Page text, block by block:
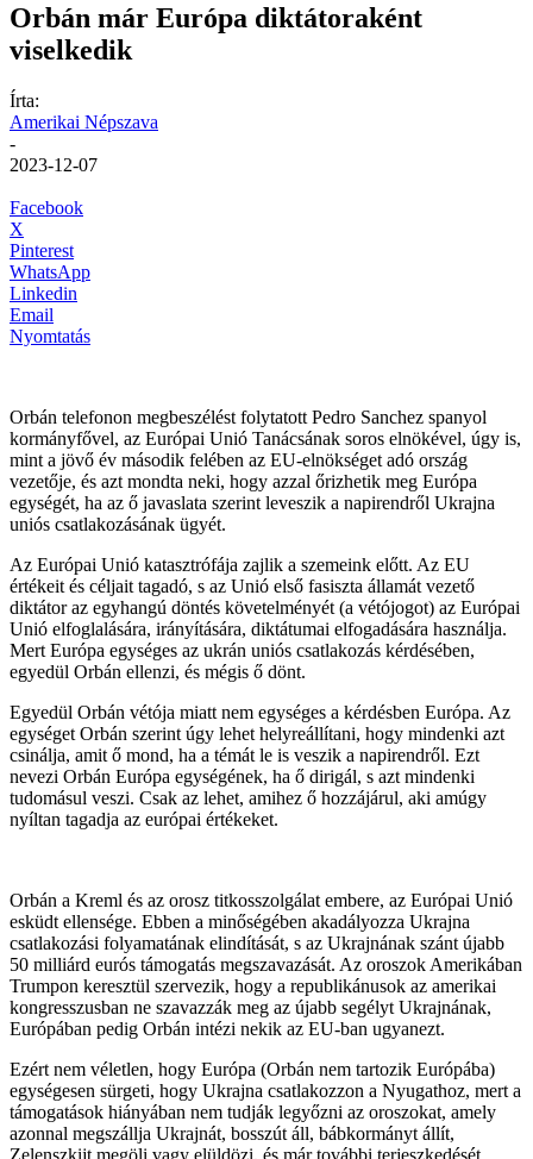
Orbán már Európa diktátoraként
viselkedik
Írta:
Amerikai Népszava
-
2023-12-07
Facebook
X
Pinterest
WhatsApp
Linkedin
Email
Nyomtatás
Orbán telefonon megbeszélést folytatott Pedro Sanchez spanyol
kormányfővel, az Európai Unió Tanácsának soros elnökével, úgy is,
mint a jövő év második felében az EU-elnökséget adó ország
vezetője, és azt mondta neki, hogy azzal őrizhetik meg Európa
egységét, ha az ő javaslata szerint leveszik a napirendről Ukrajna
uniós csatlakozásának ügyét.
Az Európai Unió katasztrófája zajlik a szemeink előtt. Az EU
értékeit és céljait tagadó, s az Unió első fasiszta államát vezető
diktátor az egyhangú döntés követelményét (a vétójogot) az Európai
Unió elfoglalására, irányítására, diktátumai elfogadására használja.
Mert Európa egységes az ukrán uniós csatlakozás kérdésében,
egyedül Orbán ellenzi, és mégis ő dönt.
Egyedül Orbán vétója miatt nem egységes a kérdésben Európa. Az
egységet Orbán szerint úgy lehet helyreállítani, hogy mindenki azt
csinálja, amit ő mond, ha a témát le is veszik a napirendről. Ezt
nevezi Orbán Európa egységének, ha ő dirigál, s azt mindenki
tudomásul veszi. Csak az lehet, amihez ő hozzájárul, aki amúgy
nyíltan tagadja az európai értékeket.
Orbán a Kreml és az orosz titkosszolgálat embere, az Európai Unió
esküdt ellensége. Ebben a minőségében akadályozza Ukrajna
csatlakozási folyamatának elindítását, s az Ukrajnának szánt újabb
50 milliárd eurós támogatás megszavazását. Az oroszok Amerikában
Trumpon keresztül szervezik, hogy a republikánusok az amerikai
kongresszusban ne szavazzák meg az újabb segélyt Ukrajnának,
Európában pedig Orbán intézi nekik az EU-ban ugyanezt.
Ezért nem véletlen, hogy Európa (Orbán nem tartozik Európába)
egységesen sürgeti, hogy Ukrajna csatlakozzon a Nyugathoz, mert a
támogatások hiányában nem tudják legyőzni az oroszokat, amely
azonnal megszállja Ukrajnát, bosszút áll, bábkormányt állít,
Zelenszkijt megöli vagy elüldözi, és már további terjeszkedését